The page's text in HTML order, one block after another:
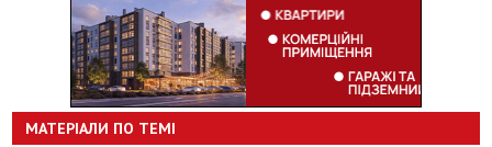
МАТЕРІАЛИ ПО ТЕМІ